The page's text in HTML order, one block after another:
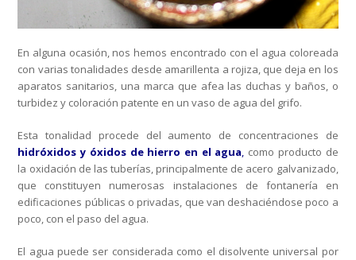
En alguna ocasión, nos hemos encontrado con el agua coloreada
con varias tonalidades desde amarillenta a rojiza, que deja en los
aparatos sanitarios, una marca que afea las duchas y baños, o
turbidez y coloración patente en un vaso de agua del grifo.
Esta tonalidad procede del aumento de concentraciones de
hidróxidos y óxidos de hierro en el agua, como producto de
la oxidación de las tuberías, principalmente de acero galvanizado,
que constituyen numerosas instalaciones de fontanería en
edificaciones públicas o privadas, que van deshaciéndose poco a
poco, con el paso del agua.
El agua puede ser considerada como el disolvente universal por